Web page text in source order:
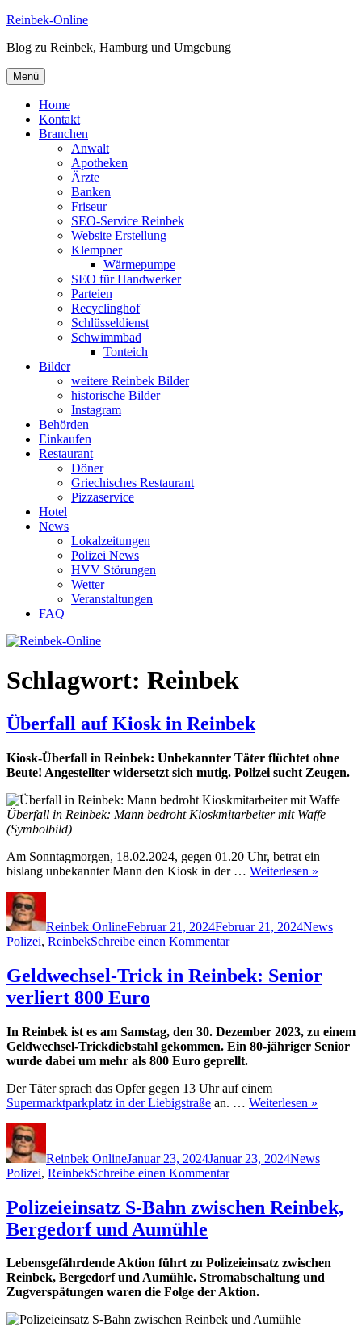
Zum
springen
Reinbek-Online
Blog zu Reinbek, Hamburg und Umgebung
Menü
Home
Kontakt
Branchen
Anwalt
Apotheken
Ärzte
Banken
Friseur
SEO-Service Reinbek
Website Erstellung
Klempner
Wärmepumpe
SEO für Handwerker
Parteien
Recyclinghof
Schlüsseldienst
Schwimmbad
Tonteich
Bilder
weitere Reinbek Bilder
historische Bilder
Instagram
Behörden
Einkaufen
Restaurant
Döner
Griechisches Restaurant
Pizzaservice
Hotel
News
Lokalzeitungen
Polizei News
HVV Störungen
Wetter
Veranstaltungen
FAQ
Schlagwort: Reinbek
Überfall auf Kiosk in Reinbek
Kiosk-Überfall in Reinbek: Unbekannter Täter flüchtet ohne
Beute! Angestellter widersetzt sich mutig. Polizei sucht Zeugen.
Überfall in Reinbek: Mann bedroht Kioskmitarbeiter mit Waffe –
(Symbolbild)
Am Sonntagmorgen, 18.02.2024, gegen 01.20 Uhr, betrat ein
bislang unbekannter Mann den Kiosk in der … Weiterlesen »
Reinbek OnlineFebruar 21, 2024Februar 21, 2024News
Polizei, ReinbekSchreibe einen Kommentarzu
auf
Kiosk
Geldwechsel-Trick in Reinbek: Senior
verliert 800 Euro
In Reinbek ist es am Samstag, den 30. Dezember 2023, zu einem
Geldwechsel-Trickdiebstahl gekommen. Ein 80-jähriger Senior
wurde dabei um mehr als 800 Euro geprellt.
Der Täter sprach das Opfer gegen 13 Uhr auf einem
Supermarktparkplatz in der Liebigstraße an. … Weiterlesen »
Reinbek OnlineJanuar 23, 2024Januar 23, 2024News
Polizei, ReinbekSchreibe einen Kommentarzu
Trick
in
verliert
800
Euro
Polizeieinsatz S-Bahn zwischen Reinbek,
Bergedorf und Aumühle
Lebensgefährdende Aktion führt zu Polizeieinsatz zwischen
Reinbek, Bergedorf und Aumühle. Stromabschaltung und
Zugverspätungen waren die Folge der Aktion.